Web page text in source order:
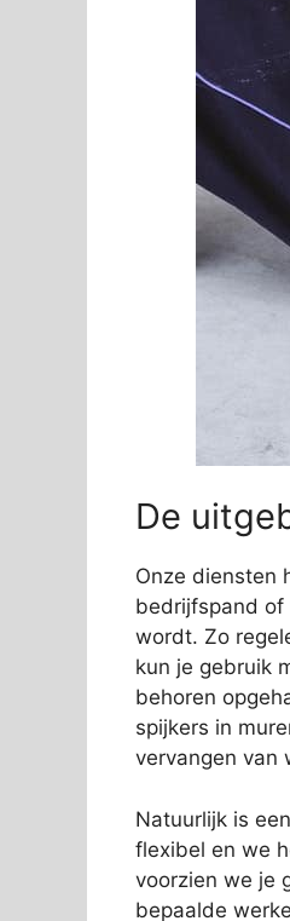
De
Onze diensten
bedrijfspand of
wordt. Zo
kun je gebruik
behoren
spijkers in
vervangen van
Natuurlijk is
flexibel en we
voorzien we je
bepaalde